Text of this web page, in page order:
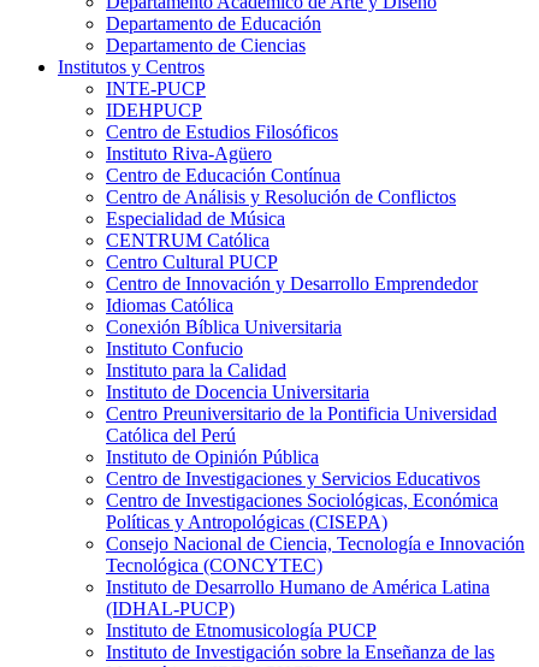
Departamento de Educación
Departamento de Ciencias
Institutos y Centros
INTE-PUCP
IDEHPUCP
Centro de Estudios Filosóficos
Instituto Riva-Agüero
Centro de Educación Contínua
Centro de Análisis y Resolución de Conflictos
Especialidad de Música
CENTRUM Católica
Centro Cultural PUCP
Centro de Innovación y Desarrollo Emprendedor
Idiomas Católica
Conexión Bíblica Universitaria
Instituto Confucio
Instituto para la Calidad
Instituto de Docencia Universitaria
Centro Preuniversitario de la Pontificia Universidad
Católica del Perú
Instituto de Opinión Pública
Centro de Investigaciones y Servicios Educativos
Centro de Investigaciones Sociológicas, Económica
Políticas y Antropológicas (CISEPA)
Consejo Nacional de Ciencia, Tecnología e Innovación
Tecnológica (CONCYTEC)
Instituto de Desarrollo Humano de América Latina
(IDHAL-PUCP)
Instituto de Etnomusicología PUCP
Instituto de Investigación sobre la Enseñanza de las